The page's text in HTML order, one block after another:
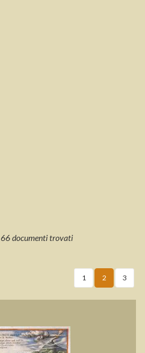
66 documenti trovati
1 2 3